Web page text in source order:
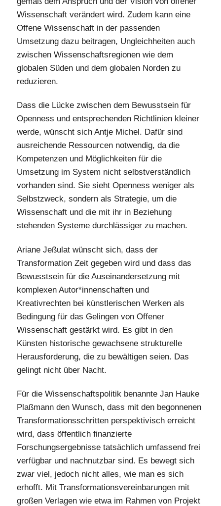
Wissenschaft verändert wird. Zudem kann eine
Offene Wissenschaft in der passenden
Umsetzung dazu beitragen, Ungleichheiten auch
zwischen Wissenschaftsregionen wie dem
globalen Süden und dem globalen Norden zu
reduzieren.
Dass die Lücke zwischen dem Bewusstsein für
Openness und entsprechenden Richtlinien kleiner
werde, wünscht sich Antje Michel. Dafür sind
ausreichende Ressourcen notwendig, da die
Kompetenzen und Möglichkeiten für die
Umsetzung im System nicht selbstverständlich
vorhanden sind. Sie sieht Openness weniger als
Selbstzweck, sondern als Strategie, um die
Wissenschaft und die mit ihr in Beziehung
stehenden Systeme durchlässiger zu machen.
Ariane Jeßulat wünscht sich, dass der
Transformation Zeit gegeben wird und dass das
Bewusstsein für die Auseinandersetzung mit
komplexen Autor*innenschaften und
Kreativrechten bei künstlerischen Werken als
Bedingung für das Gelingen von Offener
Wissenschaft gestärkt wird. Es gibt in den
Künsten historische gewachsene strukturelle
Herausforderung, die zu bewältigen seien. Das
gelingt nicht über Nacht.
Für die Wissenschaftspolitik benannte Jan Hauke
Plaßmann den Wunsch, dass mit den begonnenen
Transformationsschritten perspektivisch erreicht
wird, dass öffentlich finanzierte
Forschungsergebnisse tatsächlich umfassend frei
verfügbar und nachnutzbar sind. Es bewegt sich
zwar viel, jedoch nicht alles, wie man es sich
erhofft. Mit Transformationsvereinbarungen mit
großen Verlagen wie etwa im Rahmen von Projekt